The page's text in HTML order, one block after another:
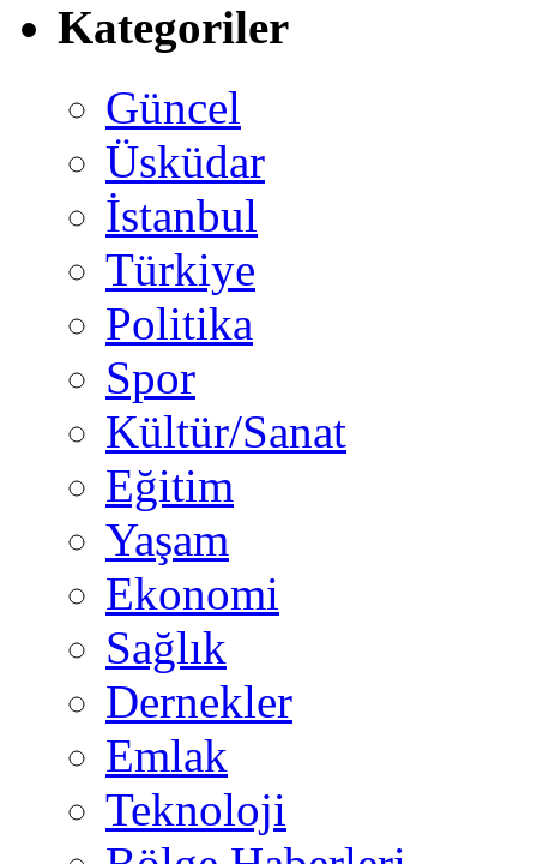
Kategoriler
Güncel
Üsküdar
İstanbul
Türkiye
Politika
Spor
Kültür/Sanat
Eğitim
Yaşam
Ekonomi
Sağlık
Dernekler
Emlak
Teknoloji